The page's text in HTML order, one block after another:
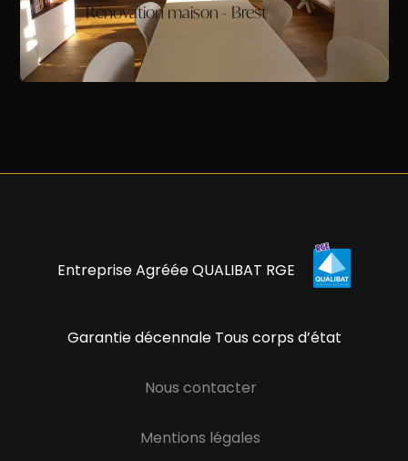
Rénovation maison - Brest
Entreprise Agréée QUALIBAT RGE
Garantie décennale Tous corps d’état
Nous contacter
Mentions légales